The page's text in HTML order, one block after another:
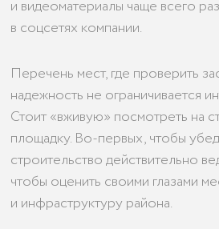
и видеоматериалы чаще всего
в соцсетях компании.
Перечень мест, где проверить
надежность не ограничивается
Стоит «вживую» посмотреть на
площадку. Во-первых, чтобы
строительство действительно
чтобы оценить своими глазами
и инфраструктуру района.